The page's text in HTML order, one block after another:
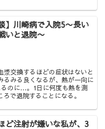
】川崎病で入院5〜長い
いと退院〜
漿交換するほどの症状はないと
るみる良くなるが、熱が一向に
のに…。1日に何度も熱を測
で退院することになる。
ど注射が嫌いな私が、3